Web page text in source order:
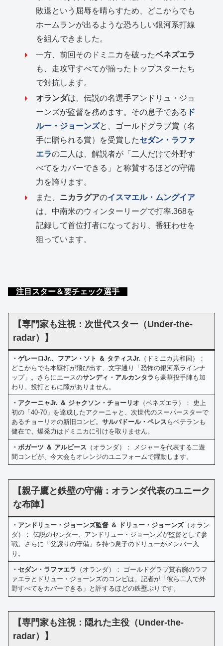
敗退という屈辱を晴らすため、どこからでも
ホームランが出るような恐ろしい銀河系打線
を組んできました。
一方、前回そのドミニカを破ったベネズエラ
も、走攻守すべてが揃ったトップスターたち
で対抗します。
オランダは、伝説の名選手アンドリュ・ジョ
ーンズが監督を務めます。その息子である ド
ルー・ジョーンズと、ゴールドグラブ賞（名
手に贈られる賞）を受賞したセダン・ラファ
エラの二人は、解説者が「二人だけで外野す
べてをカバーできる」と称賛するほどの守備
力を誇ります。
また、 ニカラグアのイスマエル・ムングイア
は、中南米のウィンターリーグで打率.368を
記録して首位打者になっており、番狂わせを
狙っています。
注目スター＆要チェック選手
【専門家も注視：次世代スター（Under-the-
radar）】
・ゲレーロJr.、フアン・ソト ＆ タティスJr. （ドミニカ共和国）：
どこからでも本塁打が飛び出す、文字通り「恐怖の銀河系ラインナ
ップ」。さらにエースのサンディ・アルカンタラ ら豪華投手陣も加
わり、投打ともに隙がありません。
・アクーニャJr. ＆ ジャクソン・チョーリオ （ベネズエラ）： 史上
初の「40-70」を達成したアクーニャと、次世代のスーパースターで
あるチョーリオの新旧コンビ。サルバドール・ペレス らベテランも
健在で、爆発力はドミニカに引けを取りません。
・ボガーツ ＆ アルビース （オランダ）： メジャーを代表する二遊
間コンビが、今大会もオレンジのユニフォームで躍動します。
【親子鷹と鉄壁の守備：オランダ代表のユニーク
な布陣】
・アンドリュー・ジョーンズ監督 ＆ ドリュー・ジョーンズ（オラン
ダ）： 伝説のセンター、アンドリュー・ジョーンズが監督として参
戦。さらに「父譲りの守備」を持つ息子のドリューがメンバー入
り。
・セダン・ラファエラ （オランダ）： ゴールドグラブ賞右腕のラフ
ァエラとドリュー・ジョーンズのコンビは、記者が「彼ら二人で外
野すべてをカバーできる」と評するほどの鉄壁ぶりです。
【専門家も注視：隠れた主役（Under-the-
radar）】